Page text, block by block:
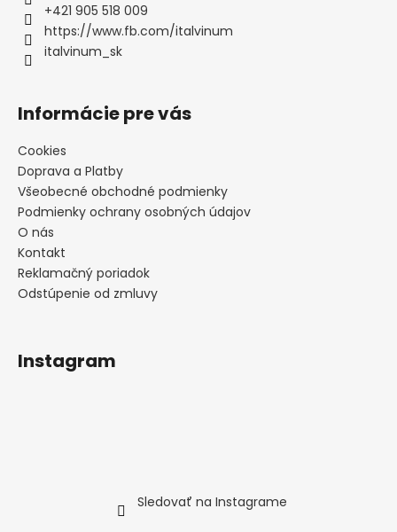
+421 905 518 009
https://www.fb.com/italvinum
italvinum_sk
Informácie pre vás
Cookies
Doprava a Platby
Všeobecné obchodné podmienky
Podmienky ochrany osobných údajov
O nás
Kontakt
Reklamačný poriadok
Odstúpenie od zmluvy
Instagram
Sledovať na Instagrame